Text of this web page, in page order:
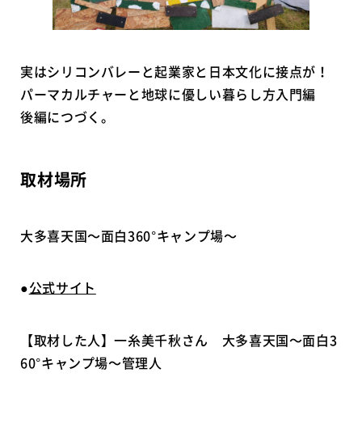
実はシリコンバレーと起業家と日本文化に接点が！
パーマカルチャーと地球に優しい暮らし方入門編
後編につづく。
取材場所
大多喜天国～面白360°キャンプ場～
●公式サイト
【取材した人】一糸美千秋さん 大多喜天国～面白3
60°キャンプ場～管理人